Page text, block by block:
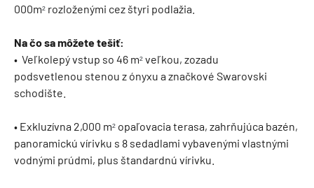
000m² rozloženými cez štyri podlažia.
Na čo sa môžete tešiť:
• Veľkolepý vstup so 46 m²veľkou, zozadu
podsvetlenou stenou z ónyxu a značkové Swarovski
schodište.
• Exkluzívna 2,000 m² opaľovacia terasa, zahrňujúca bazén,
panoramickú vírivku s 8 sedadlami vybavenými vlastnými
vodnými prúdmi, plus štandardnú vírivku.